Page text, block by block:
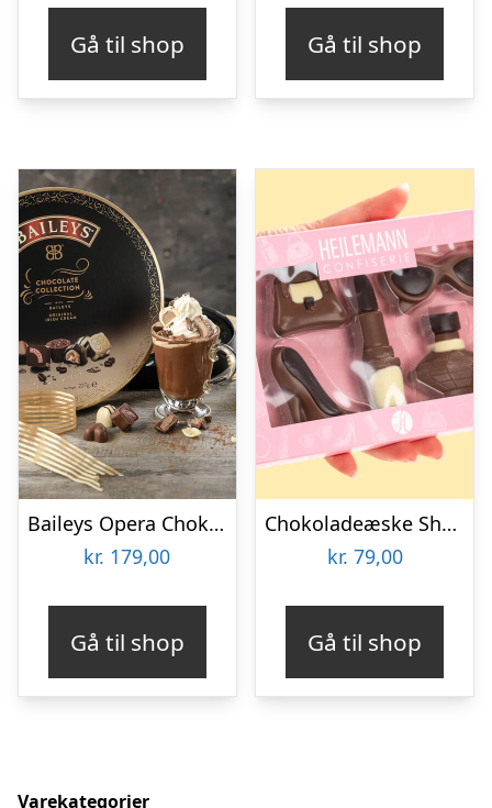
Gå til shop Gå til shop
Baileys Opera Chokoladeæske
kr. 179,00
Gå til shop
Chokoladeæske Shopping
kr. 79,00
Gå til shop
Varekategorier